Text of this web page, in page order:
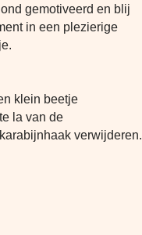
gemotiveerd en blij
in een plezierige
klein beetje
la van de
verwijderen.